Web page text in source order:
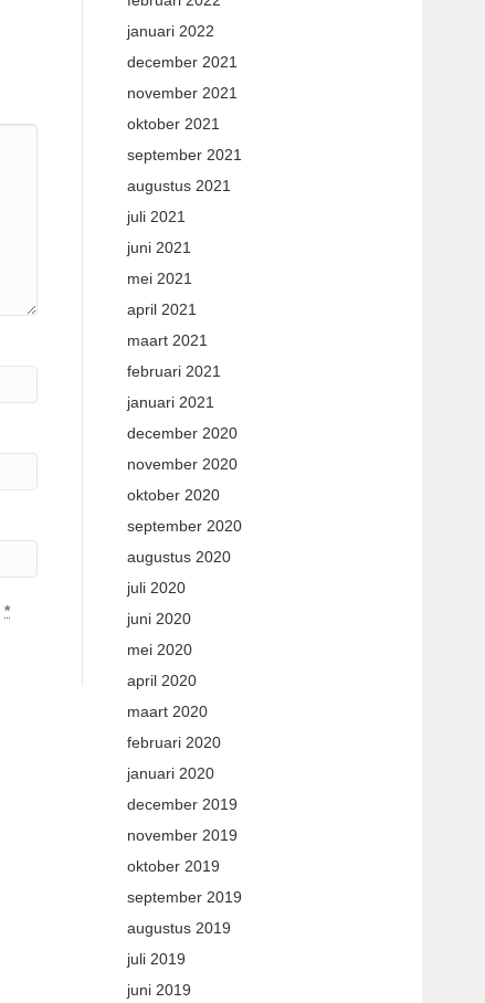
*
januari 2022
december 2021
november 2021
oktober 2021
september 2021
augustus 2021
juli 2021
juni 2021
mei 2021
april 2021
maart 2021
februari 2021
januari 2021
december 2020
november 2020
oktober 2020
september 2020
augustus 2020
juli 2020
juni 2020
mei 2020
april 2020
maart 2020
februari 2020
januari 2020
december 2019
november 2019
oktober 2019
september 2019
augustus 2019
juli 2019
juni 2019